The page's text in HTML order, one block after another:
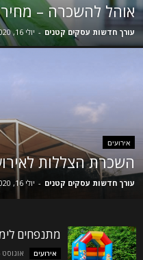
אוהל להשכרה –
עורך חדשות עסקים קטנים - יולי 16, 2020
אירועים
השכרת הצללות
עורך חדשות עסקים קטנים - יולי 16, 2020
מתנפחים
אירועים אוגוסט 26, 2019